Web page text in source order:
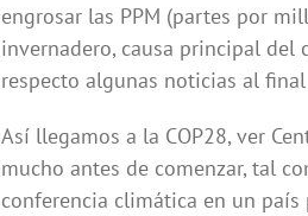
engrosar las PPM (partes por
invernadero, causa principal del
respecto algunas noticias al
Así llegamos a la COP28, ver
mucho antes de comenzar, tal
conferencia climática en un